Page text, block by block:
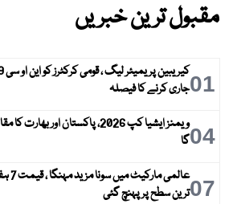
مقبول ترین خبریں
01جاری کرنے کا فیصلہ
04
ویمنز ایشیا کپ 2026، پاکستان اور
گا
07
عالمی
ترین سطح پر پہنچ گئی